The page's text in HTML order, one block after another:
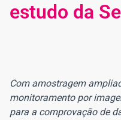
estudo da
Com amostragem
monitoramento por
para a comprovação de